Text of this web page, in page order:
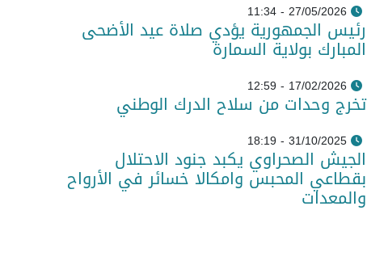
27/05/2026 - 11:34
رئيس الجمهورية يؤدي صلاة عيد الأضحى
المبارك بولاية السمارة
17/02/2026 - 12:59
تخرج وحدات من سلاح الدرك الوطني
31/10/2025 - 18:19
الجيش الصحراوي يكبد جنود الاحتلال
بقطاعي المحبس وامكالا خسائر في الأرواح
والمعدات